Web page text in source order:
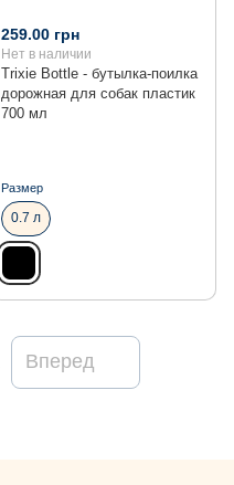
Trixie Bottle - бутылка-поилка
дорожная для собак пластик
700 мл
259.00 грн
Нет в наличии
Размер
0.7 л
Вперед